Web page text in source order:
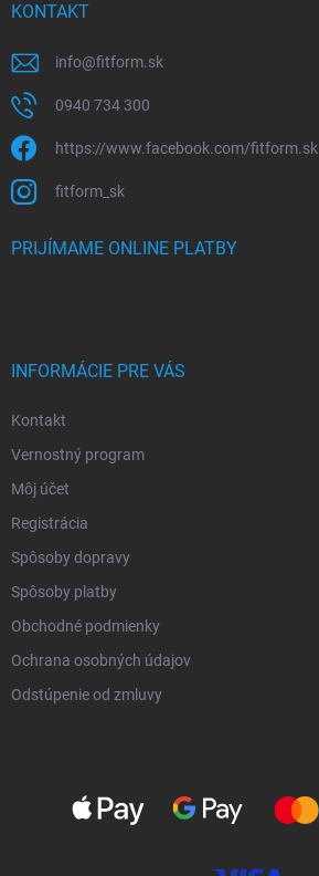
KONTAKT
info@fitform.sk
0940 734 300
https://www.facebook.com/fitform.sk
fitform_sk
PRIJÍMAME ONLINE PLATBY
INFORMÁCIE PRE VÁS
Kontakt
Vernostný program
Môj účet
Registrácia
Spôsoby dopravy
Spôsoby platby
Obchodné podmienky
Ochrana osobných údajov
Odstúpenie od zmluvy